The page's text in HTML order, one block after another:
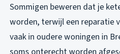
Sommigen beweren dat je
worden, terwijl een reparatie
vaak in oudere woningen in